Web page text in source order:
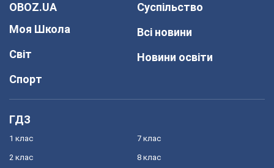
OBOZ.UA
Моя Школа
Світ
Спорт
Суспільство
Всі новини
Новини освіти
ГДЗ
1 клас
2 клас
7 клас
8 клас